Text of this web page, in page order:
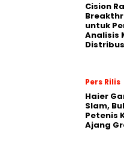
Cision
untuk
Analisis
Pers Rilis
Haier
Slam,
Petenis
Ajang